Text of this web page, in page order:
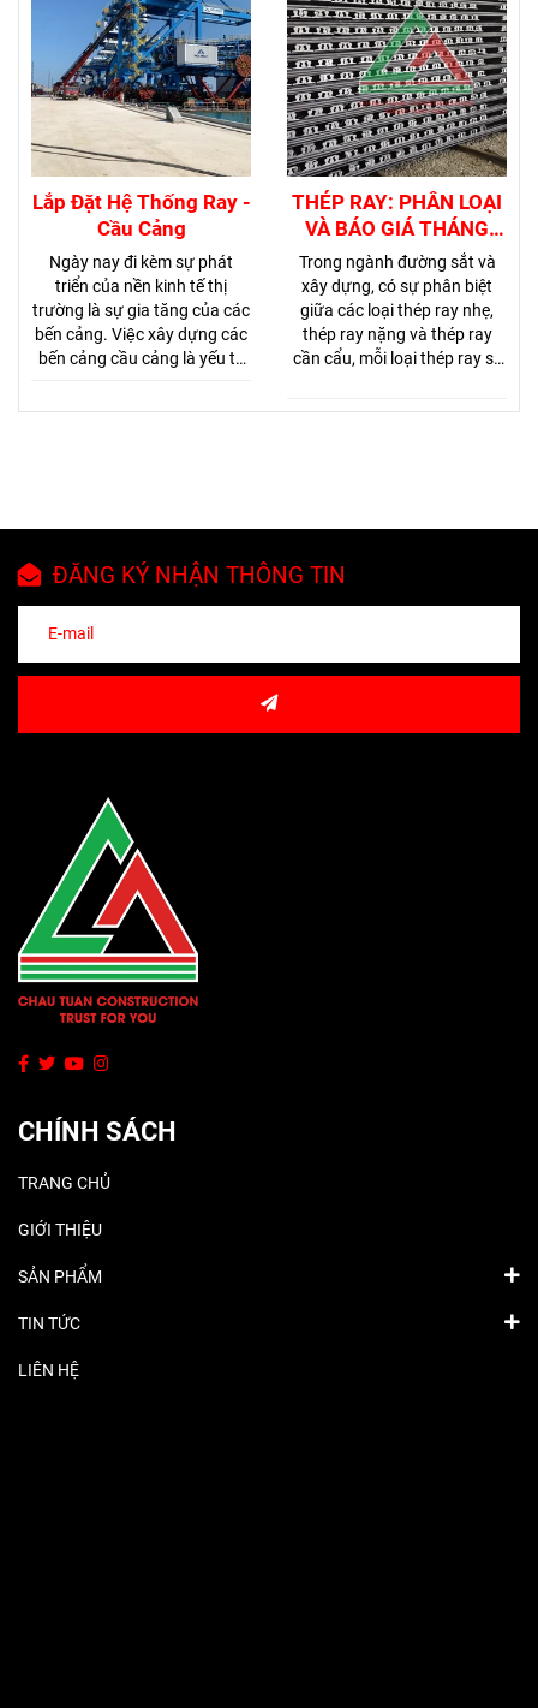
su ray, bản mã liên kết và phụ
kiện ray cần trục.
đường ray người ta sử dụng
vật liệu sắt, sau nhiều thập kỷ
phát triển người ta đã chuyển
sang dùng thép để làm ray.
Hơn nữa những khuyết tật
trên thép cũng đòi hỏi phải
được loại trừ để tránh nguy
cơ phá hoại đường ray.
Lắp Đặt Hệ Thống Ray -
Cầu Cảng
Ngày nay đi kèm sự phát
triển của nền kinh tế thị
trường là sự gia tăng của các
bến cảng. Việc xây dựng các
bến cảng cầu cảng là yếu tố
trung chuyển hàng hóa giao
chuyển hàng hóa.
THÉP RAY: PHÂN LOẠI
VÀ BÁO GIÁ THÁNG
06/2025
Trong ngành đường sắt và
xây dựng, có sự phân biệt
giữa các loại thép ray nhẹ,
thép ray nặng và thép ray
cần cẩu, mỗi loại thép ray sẽ
kỹ thuật và ứng dụng của
kỹ thuật như tốc độ vận tải,
ĐĂNG KÝ NHẬN THÔNG TIN
CHÍNH SÁCH
TRANG CHỦ
GIỚI THIỆU
SẢN PHẨM
TIN TỨC
LIÊN HỆ